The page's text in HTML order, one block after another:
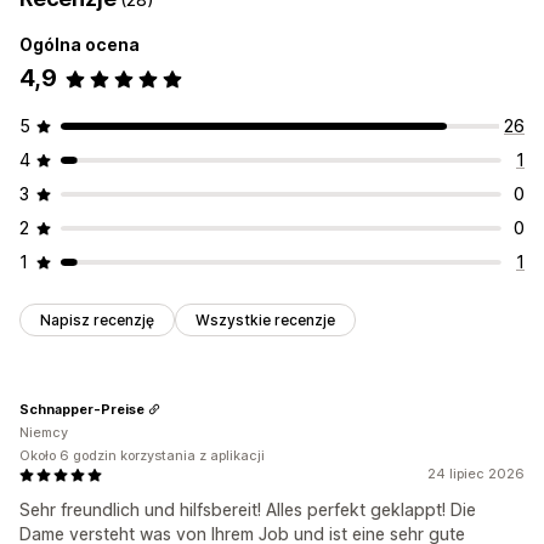
Ogólna ocena
4,9
5
26
4
1
3
0
2
0
1
1
Napisz recenzję Wszystkie recenzje
24 lipiec 2026
Sehr freundlich und hilfsbereit! Alles perfekt geklappt! Die
Dame versteht was von Ihrem Job und ist eine sehr gute
Schnapper-Preise
Niemcy
Około 6 godzin korzystania z aplikacji